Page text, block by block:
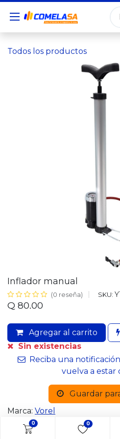
0 0
Todos los productos
Inflador manual
(0 reseña) SKU:
Q 80.00
Agregar al carrito
Sin existencias
Reciba una
vuelva a estar
Guardar
Marca: Vorel